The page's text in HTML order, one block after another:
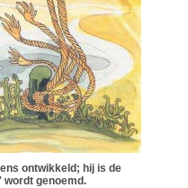
ontwikkeld; hij is de
genoemd.